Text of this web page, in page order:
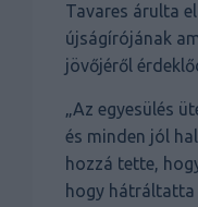
Tavares árulta
újságírójának
jövőjéről
„Az egyesülés
és minden jól
hozzá tette,
hogy hátráltatta